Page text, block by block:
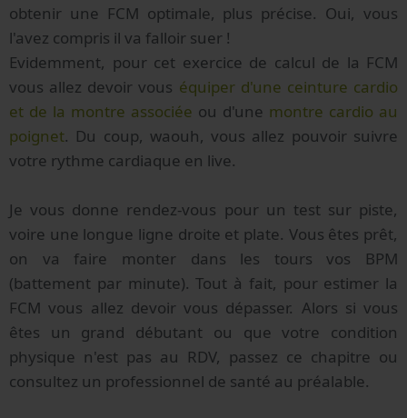
obtenir une FCM optimale, plus précise. Oui, vous
l'avez compris il va falloir suer !
Evidemment, pour cet exercice de calcul de la FCM
vous allez devoir vous équiper d'une ceinture cardio
et de la montre associée ou d'une montre cardio au
poignet. Du coup, waouh, vous allez pouvoir suivre
votre rythme cardiaque en live.
Je vous donne rendez-vous pour un test sur piste,
voire une longue ligne droite et plate. Vous êtes prêt,
on va faire monter dans les tours vos BPM
(battement par minute). Tout à fait, pour estimer la
FCM vous allez devoir vous dépasser. Alors si vous
êtes un grand débutant ou que votre condition
physique n'est pas au RDV, passez ce chapitre ou
consultez un professionnel de santé au préalable.